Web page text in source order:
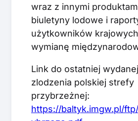
wraz z innymi
biuletyny lodowe i
użytkowników
wymianę
Link do ostatniej
zlodzenia polskiej strefy
przybrzeżnej:
https://baltyk.imgw.pl/